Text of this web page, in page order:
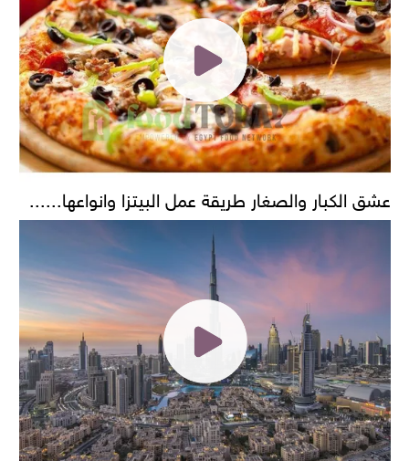
عشق الكبار والصغار طريقة عمل البيتزا وانواعها......